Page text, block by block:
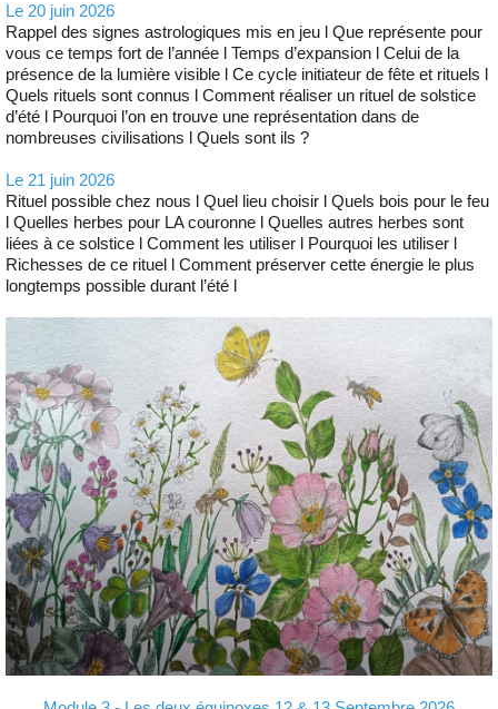
Le 20 juin 2026
Rappel des signes astrologiques mis en jeu l Que représente pour
vous ce temps fort de l’année l Temps d’expansion l Celui de la
présence de la lumière visible l Ce cycle initiateur de fête et rituels l
Quels rituels sont connus l Comment réaliser un rituel de solstice
d’été l Pourquoi l’on en trouve une représentation dans de
nombreuses civilisations l Quels sont ils ?
Le 21 juin 2026
Rituel possible chez nous l Quel lieu choisir l Quels bois pour le feu
l Quelles herbes pour LA couronne l Quelles autres herbes sont
liées à ce solstice l Comment les utiliser l Pourquoi les utiliser l
Richesses de ce rituel l Comment préserver cette énergie le plus
longtemps possible durant l’été l